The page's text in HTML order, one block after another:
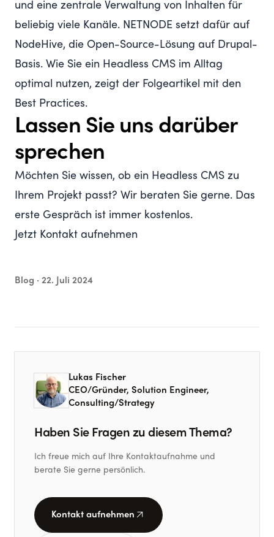
und eine zentrale Verwaltung von Inhalten für
beliebig viele Kanäle. NETNODE setzt dafür auf
NodeHive, die Open-Source-Lösung auf Drupal-
Basis. Wie Sie ein Headless CMS im Alltag
optimal nutzen, zeigt der Folgeartikel mit den
Best Practices.
Lassen Sie uns darüber
sprechen
Möchten Sie wissen, ob ein Headless CMS zu
Ihrem Projekt passt? Wir beraten Sie gerne. Das
erste Gespräch ist immer kostenlos.
Jetzt Kontakt aufnehmen
Blog · 22. Juli 2024
Lukas Fischer
CEO/Gründer, Solution Engineer,
Consulting/Strategy
Haben Sie Fragen zu diesem Thema?
Ich freue mich auf Ihre Kontaktaufnahme und
berate Sie gerne persönlich.
Kontakt aufnehmen arrow_outward